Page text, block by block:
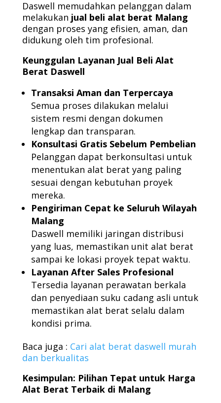
Daswell memudahkan pelanggan dalam
melakukan jual beli alat berat Malang
dengan proses yang efisien, aman, dan
didukung oleh tim profesional.
Keunggulan Layanan Jual Beli Alat
Berat Daswell
Transaksi Aman dan Terpercaya
Semua proses dilakukan melalui
sistem resmi dengan dokumen
lengkap dan transparan.
Konsultasi Gratis Sebelum Pembelian
Pelanggan dapat berkonsultasi untuk
menentukan alat berat yang paling
sesuai dengan kebutuhan proyek
mereka.
Pengiriman Cepat ke Seluruh Wilayah
Malang
Daswell memiliki jaringan distribusi
yang luas, memastikan unit alat berat
sampai ke lokasi proyek tepat waktu.
Layanan After Sales Profesional
Tersedia layanan perawatan berkala
dan penyediaan suku cadang asli untuk
memastikan alat berat selalu dalam
kondisi prima.
Baca juga : Cari alat berat daswell murah
dan berkualitas
Kesimpulan: Pilihan Tepat untuk Harga
Alat Berat Terbaik di Malang